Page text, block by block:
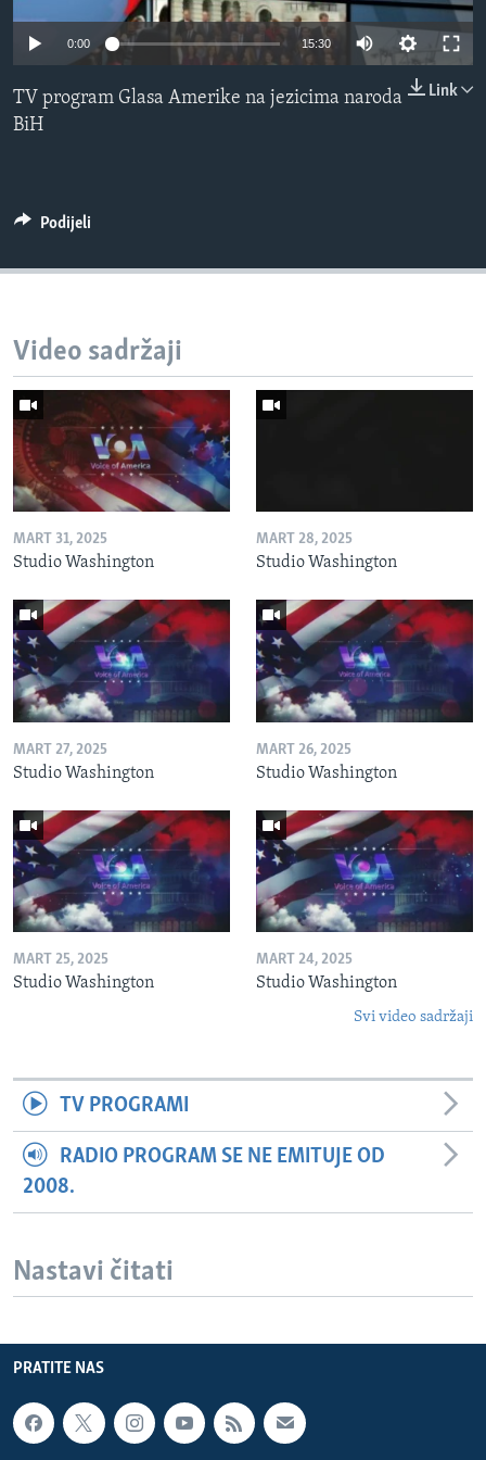
MAGAZIN
O GLASU AMERIKE
Learning English
Jezici
0:00 15:30
Link
TV program Glasa Amerike na jezicima naroda
BiH
Podijeli
Video sadržaji
MART 31, 2025
Studio Washington
MART 28, 2025
Studio Washington
MART 27, 2025
Studio Washington
MART 26, 2025
Studio Washington
MART 25, 2025
Studio Washington
MART 24, 2025
Studio Washington
Svi video sadržaji
TV PROGRAMI
RADIO PROGRAM SE NE EMITUJE OD
2008.
Nastavi čitati
PRATITE NAS